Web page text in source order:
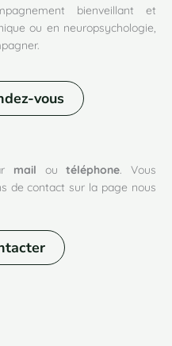
bienveillant et
ou en neuropsychologie,
vous
mail outéléphone. Vous
de contact sur la page nous